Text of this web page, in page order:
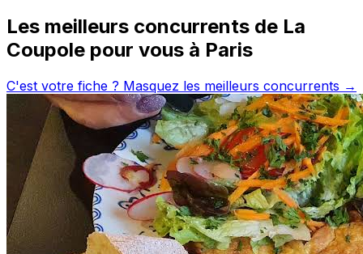
Les meilleurs concurrents de La
Coupole pour vous à Paris
C'est votre fiche ? Masquez les meilleurs concurrents →